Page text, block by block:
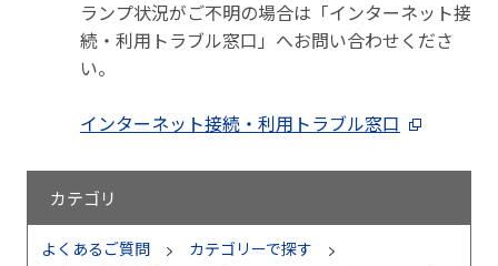
ランプ状況がご不明の場合は「インターネット接
続・利用トラブル窓口」へお問い合わせくださ
い。
インターネット接続・利用トラブル窓口
カテゴリ
よくあるご質問
カテゴリーで探す